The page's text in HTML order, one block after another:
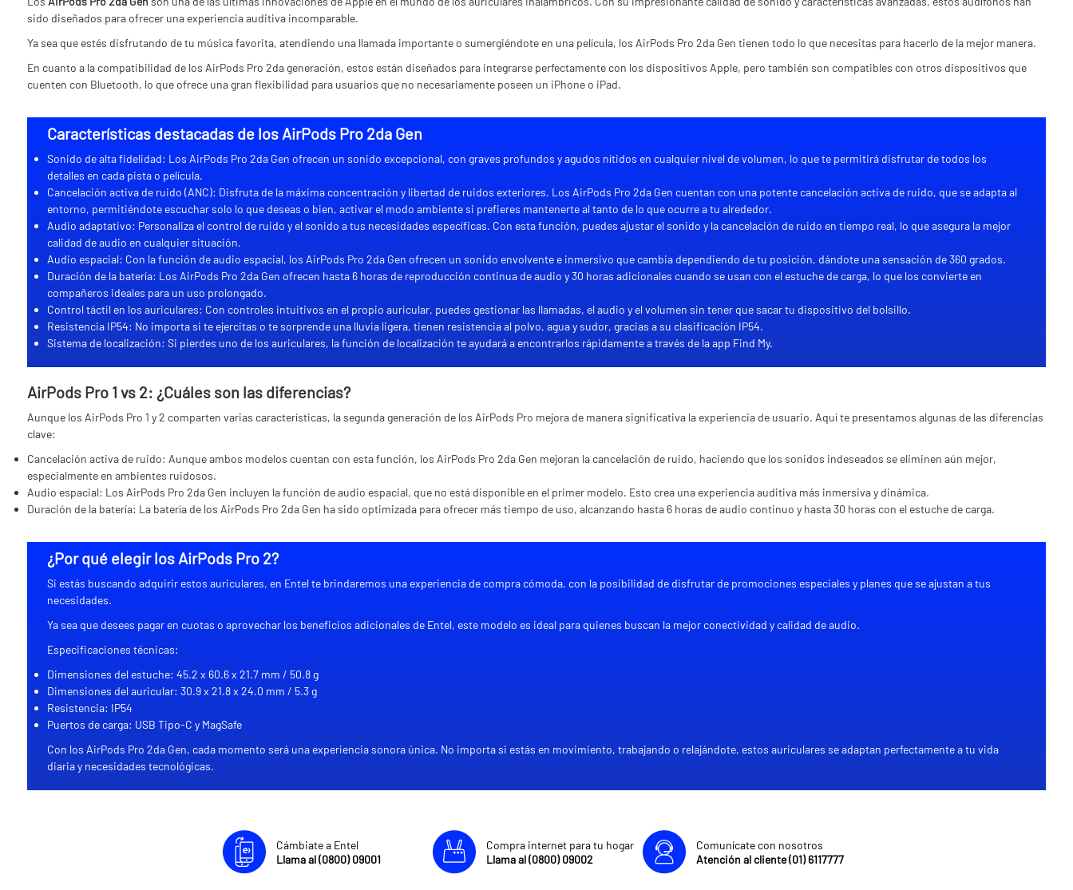
sido diseñados para ofrecer una experiencia auditiva incomparable.
Ya sea que estés disfrutando de tu música favorita, atendiendo una llamada importante o sumergiéndote en una película, los AirPods Pro 2da Gen tienen todo lo que necesitas para hacerlo de la mejor manera.
En cuanto a la compatibilidad de los AirPods Pro 2da generación, estos están diseñados para integrarse perfectamente con los dispositivos Apple, pero también son compatibles con otros dispositivos que
cuenten con Bluetooth, lo que ofrece una gran flexibilidad para usuarios que no necesariamente poseen un iPhone o iPad.
Características destacadas de los AirPods Pro 2da Gen
Sonido de alta fidelidad: Los AirPods Pro 2da Gen ofrecen un sonido excepcional, con graves profundos y agudos nítidos en cualquier nivel de volumen, lo que te permitirá disfrutar de todos los
detalles en cada pista o película.
Cancelación activa de ruido (ANC): Disfruta de la máxima concentración y libertad de ruidos exteriores. Los AirPods Pro 2da Gen cuentan con una potente cancelación activa de ruido, que se adapta al
entorno, permitiéndote escuchar solo lo que deseas o bien, activar el modo ambiente si prefieres mantenerte al tanto de lo que ocurre a tu alrededor.
Audio adaptativo: Personaliza el control de ruido y el sonido a tus necesidades específicas. Con esta función, puedes ajustar el sonido y la cancelación de ruido en tiempo real, lo que asegura la mejor
calidad de audio en cualquier situación.
Audio espacial: Con la función de audio espacial, los AirPods Pro 2da Gen ofrecen un sonido envolvente e inmersivo que cambia dependiendo de tu posición, dándote una sensación de 360 grados.
Duración de la batería: Los AirPods Pro 2da Gen ofrecen hasta 6 horas de reproducción continua de audio y 30 horas adicionales cuando se usan con el estuche de carga, lo que los convierte en
compañeros ideales para un uso prolongado.
Control táctil en los auriculares: Con controles intuitivos en el propio auricular, puedes gestionar las llamadas, el audio y el volumen sin tener que sacar tu dispositivo del bolsillo.
Resistencia IP54: No importa si te ejercitas o te sorprende una lluvia ligera, tienen resistencia al polvo, agua y sudor, gracias a su clasificación IP54.
Sistema de localización: Si pierdes uno de los auriculares, la función de localización te ayudará a encontrarlos rápidamente a través de la app Find My.
AirPods Pro 1 vs 2: ¿Cuáles son las diferencias?
Aunque los AirPods Pro 1 y 2 comparten varias características, la segunda generación de los AirPods Pro mejora de manera significativa la experiencia de usuario. Aquí te presentamos algunas de las diferencias
clave:
Cancelación activa de ruido: Aunque ambos modelos cuentan con esta función, los AirPods Pro 2da Gen mejoran la cancelación de ruido, haciendo que los sonidos indeseados se eliminen aún mejor,
especialmente en ambientes ruidosos.
Audio espacial: Los AirPods Pro 2da Gen incluyen la función de audio espacial, que no está disponible en el primer modelo. Esto crea una experiencia auditiva más inmersiva y dinámica.
Duración de la batería: La batería de los AirPods Pro 2da Gen ha sido optimizada para ofrecer más tiempo de uso, alcanzando hasta 6 horas de audio continuo y hasta 30 horas con el estuche de carga.
¿Por qué elegir los AirPods Pro 2?
Si estás buscando adquirir estos auriculares, en Entel te brindaremos una experiencia de compra cómoda, con la posibilidad de disfrutar de promociones especiales y planes que se ajustan a tus
necesidades.
Ya sea que desees pagar en cuotas o aprovechar los beneficios adicionales de Entel, este modelo es ideal para quienes buscan la mejor conectividad y calidad de audio.
Especificaciones técnicas:
Dimensiones del estuche: 45.2 x 60.6 x 21.7 mm / 50.8 g
Dimensiones del auricular: 30.9 x 21.8 x 24.0 mm / 5.3 g
Resistencia: IP54
Puertos de carga: USB Tipo-C y MagSafe
Con los AirPods Pro 2da Gen, cada momento será una experiencia sonora única. No importa si estás en movimiento, trabajando o relajándote, estos auriculares se adaptan perfectamente a tu vida
diaria y necesidades tecnológicas.
Cámbiate a Entel
Llama al (0800) 09001
Compra internet para tu hogar
Llama al (0800) 09002
Comunícate con nosotros
Atención al cliente (01) 6117777